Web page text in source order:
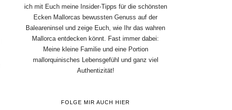
ich mit Euch meine Insider-Tipps für die schönsten
Ecken Mallorcas bewussten Genuss auf der
Baleareninsel und zeige Euch, wie Ihr das wahren
Mallorca entdecken könnt. Fast immer dabei:
Meine kleine Familie und eine Portion
mallorquinisches Lebensgefühl und ganz viel
Authentizität!
FOLGE MIR AUCH HIER